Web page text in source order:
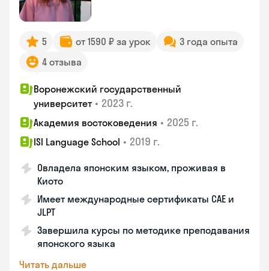
5 от 1590 ₽ за урок
3 года опыта
4 отзыва
Воронежский государственный
университет • 2023 г.
Академия востоковедения • 2025 г.
ISI Language School • 2019 г.
Овладела японским языком, проживая в
Киото
Имеет международные сертификаты CAE и
JLPT
Завершила курсы по методике преподавания
японского языка
Читать дальше